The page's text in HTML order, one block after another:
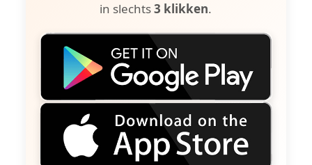
in slechts3 klikken.